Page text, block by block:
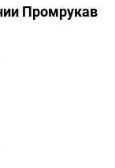
Промрукав